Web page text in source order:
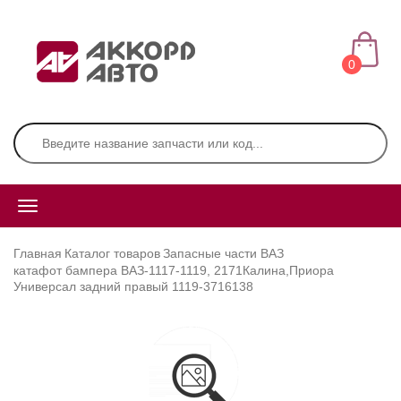
0
Главная Каталог товаровЗапасные части ВАЗ
катафот бампера ВАЗ-1117-1119, 2171Калина,Приора
Универсал задний правый 1119-3716138